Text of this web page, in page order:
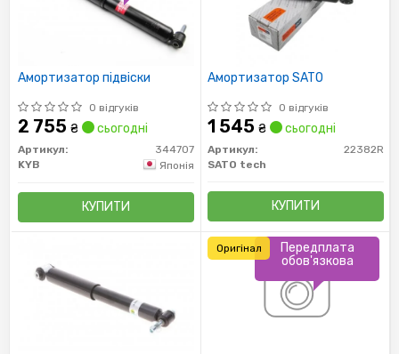
Амортизатор підвіски
0 відгуків
2 755 ₴ сьогодні
Артикул:
344707
KYB
Японія
КУПИТИ
Амортизатор SATO
0 відгуків
1 545 ₴ сьогодні
Артикул:
22382R
SATO tech
КУПИТИ
Передплата
обов'язкова
Оригінал